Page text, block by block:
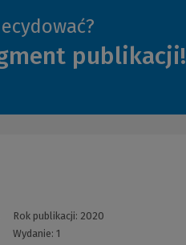
publikacji!
Rok publikacji: 2020
Wydanie:1